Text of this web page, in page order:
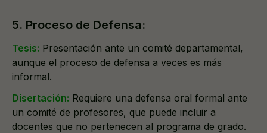
5. Proceso de Defensa:
Tesis: Presentación ante un comité departamental,
aunque el proceso de defensa a veces es más
informal.
Disertación: Requiere una defensa oral formal ante
un comité de profesores, que puede incluir a
docentes que no pertenecen al programa de grado.